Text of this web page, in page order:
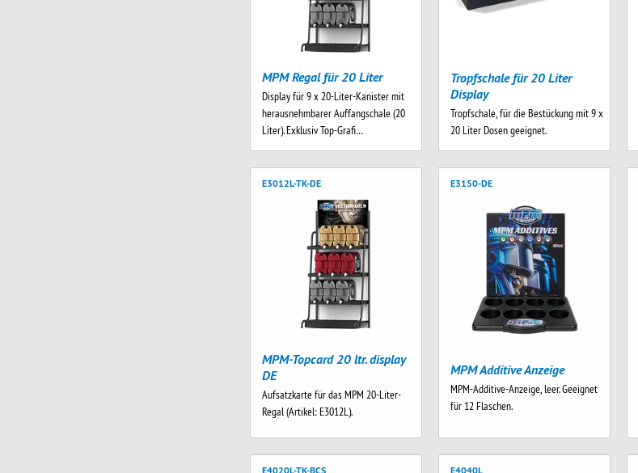
MPM Regal für 20 Liter
Display für 9 x 20-Liter-Kanister mit
herausnehmbarer Auffangschale (20
Liter). Exklusiv Top-Grafi…
Tropfschale für 20 Liter
Display
Tropfschale, für die Bestückung mit 9 x
20 Liter Dosen geeignet.
E3012L-TK-DE
MPM-Topcard 20 ltr. display
DE
Aufsatzkarte für das MPM 20-Liter-
Regal (Artikel: E3012L).
E3150-DE
MPM Additive Anzeige
MPM-Additive-Anzeige, leer. Geeignet
für 12 Flaschen.
E4020L-TK-BCS E4040L